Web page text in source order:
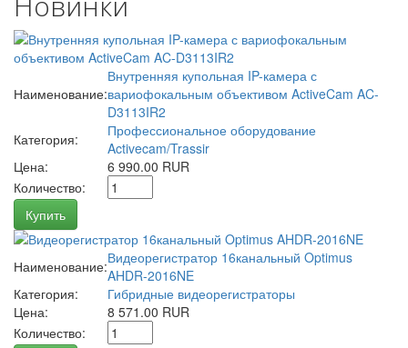
Наименование:
Внутренняя купольная IP-камера с
вариофокальным объективом ActiveCam AC-
D3113IR2
Категория:
Профессиональное оборудование
Activecam/Trassir
Цена:
6 990.00 RUR
Количество:
Купить
Наименование:Видеорегистратор 16канальный Optimus
AHDR-2016NE
Категория:
Гибридные видеорегистраторы
Цена:
8 571.00 RUR
Количество: